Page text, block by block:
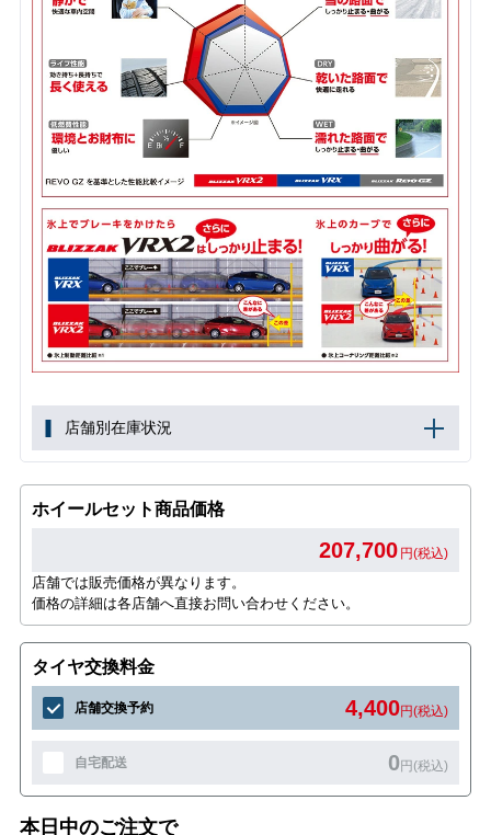
店舗別在庫状況
ホイールセット商品価格
207,700 円(税込)
店舗では販売価格が異なります。
価格の詳細は各店舗へ直接お問い合わせください。
タイヤ交換料金
店舗交換予約 4,400円(税込)
自宅配送 0円(税込)
本日中のご注文で